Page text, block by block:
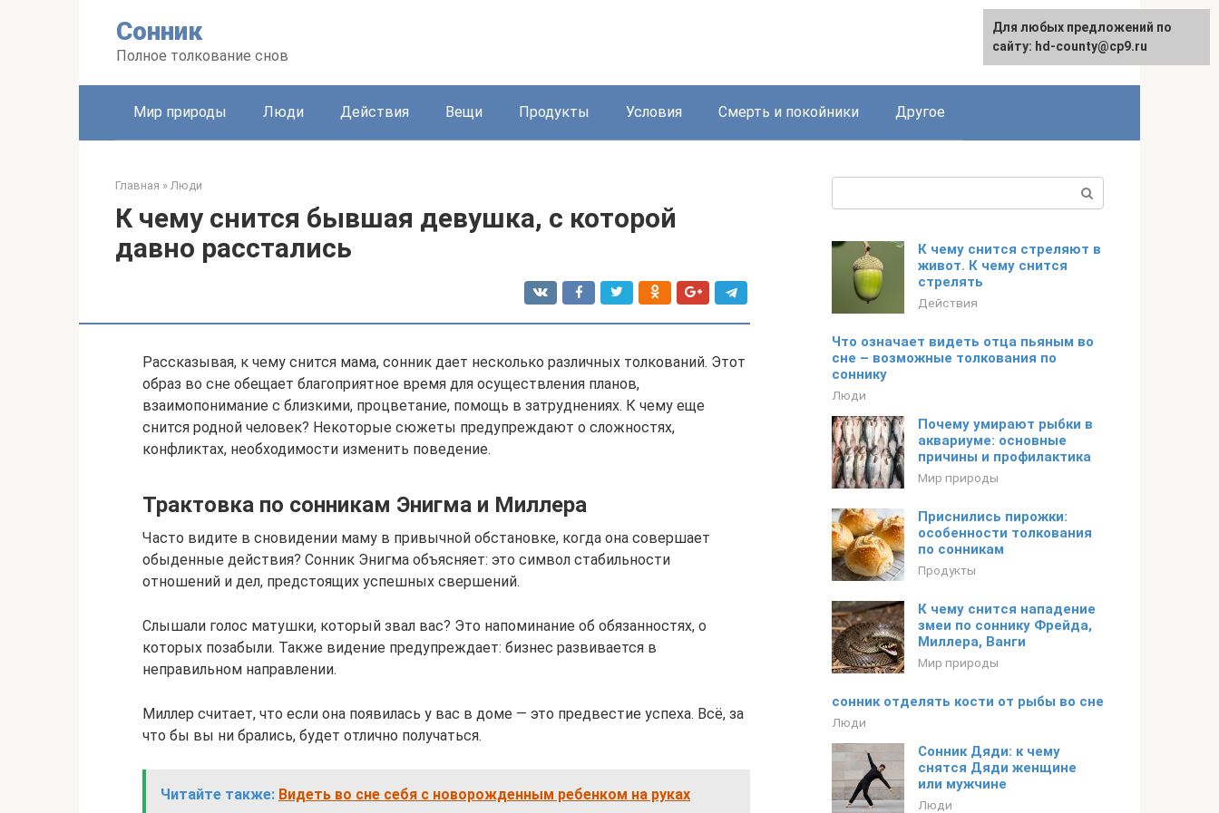
Сонник
Полное толкование снов
Мир природы Люди Действия Вещи Продукты Условия Смерть и покойники Другое
Главная » Люди
К чему снится бывшая девушка, с которой
давно расстались
Рассказывая, к чему снится мама, сонник дает несколько различных толкований. Этот
образ во сне обещает благоприятное время для осуществления планов,
взаимопонимание с близкими, процветание, помощь в затруднениях. К чему еще
снится родной человек? Некоторые сюжеты предупреждают о сложностях,
конфликтах, необходимости изменить поведение.
Трактовка по сонникам Энигма и Миллера
Часто видите в сновидении маму в привычной обстановке, когда она совершает
обыденные действия? Сонник Энигма объясняет: это символ стабильности
отношений и дел, предстоящих успешных свершений.
Слышали голос матушки, который звал вас? Это напоминание об обязанностях, о
которых позабыли. Также видение предупреждает: бизнес развивается в
неправильном направлении.
Миллер считает, что если она появилась у вас в доме — это предвестие успеха. Всё, за
что бы вы ни брались, будет отлично получаться.
Читайте также: Видеть во сне себя с новорожденным ребенком на руках
К чему снится стреляют в
живот. К чему снится
стрелять
Действия
Что означает видеть отца пьяным во
сне – возможные толкования по
соннику
Люди
Почему умирают рыбки в
аквариуме: основные
причины и профилактика
Мир природы
Приснились пирожки:
особенности толкования
по сонникам
Продукты
К чему снится нападение
змеи по соннику Фрейда,
Миллера, Ванги
Мир природы
сонник отделять кости от рыбы во сне
Люди
Сонник Дяди: к чему
снятся Дяди женщине
или мужчине
Люди
Для любых предложений по
сайту: hd-county@cp9.ru